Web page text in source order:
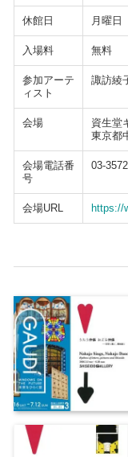
休館日 月曜日
入場料 無料
参加アーテ
ィスト
諏訪綾
会場
資生堂
東京都
会場電話番
号
03-
会場URL https://